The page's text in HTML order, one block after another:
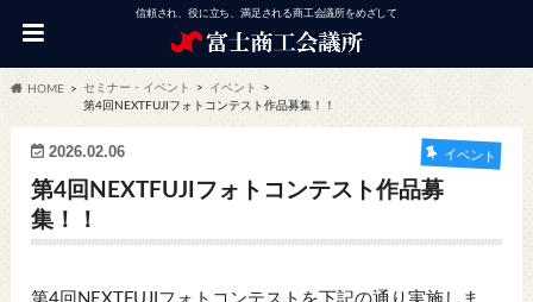
信頼され、役に立ち、満足される商工会議所をめざして
HOME セミナー・イベント
イベント
第4回NEXTFUJIフォトコンテスト作品募集！！
2026.02.06 イベント
第4回NEXTFUJIフォトコンテスト作品募
集！！